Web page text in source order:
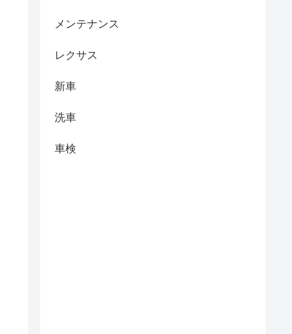
メンテナンス
レクサス
新車
洗車
車検